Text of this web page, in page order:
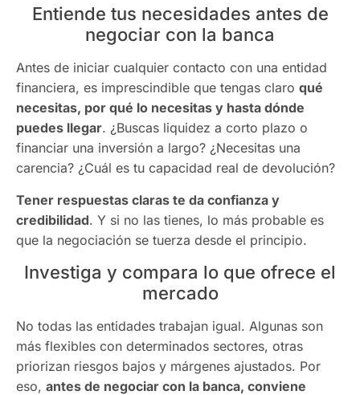
Entiende tus necesidades antes de
negociar con la banca
Antes de iniciar cualquier contacto con una entidad
financiera, es imprescindible que tengas claro qué
necesitas, por qué lo necesitas y hasta dónde
puedes llegar. ¿Buscas liquidez a corto plazo o
financiar una inversión a largo? ¿Necesitas una
carencia? ¿Cuál es tu capacidad real de devolución?
Tener respuestas claras te da confianza y
credibilidad. Y si no las tienes, lo más probable es
que la negociación se tuerza desde el principio.
Investiga y compara lo que ofrece el
mercado
No todas las entidades trabajan igual. Algunas son
más flexibles con determinados sectores, otras
priorizan riesgos bajos y márgenes ajustados. Por
eso, antes de negociar con la banca, conviene